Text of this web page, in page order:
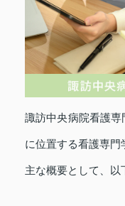
諏訪中央病院看護
に位置する看護専門
主な概要として、以